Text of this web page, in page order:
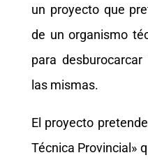
un proyecto que
de un organismo
para
las mismas.
El proyecto
Técnica Provincial»